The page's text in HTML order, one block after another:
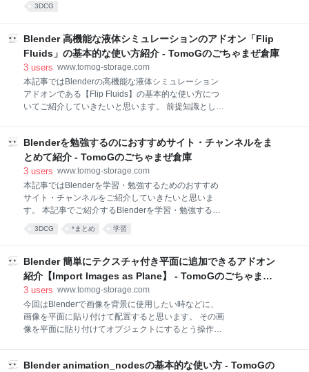
の使った結果 Displacement画像(Map)の使い方 メッシ
Displaceme
ぜ倉庫 人工物を追加するアドオン ボルト・ナットを追
加(BoltFactory) パイプを追加(Piperator) 家具を追加
(Archimesh) 自然物を追加するアドオン 木を追加
Landscape) その他 様々な小物を追加(Extra Objects)
余談 人工物を追加するアドオン ボルト・ナットを追加
(BoltFactory) まず始めにボルト・ナットを追加するこ
3DCG
Blender 高機能な液体シミュレーションのアドオン「Flip
Fluids」の基本的な使い方紹介 - TomoGのごちゃまぜ倉庫
3 users www.tomog-storage.com
本記事ではBlenderの高機能な液体シミュレーション
アドオンである【Flip Fluids】の基本的な使い方につ
いてご紹介していきたいと思います。 前提知識とし
らないという方は下記の記事を先にご覧ください。
Blender 液体シミュレーションの基本的な使い方 -
TomoGのごちゃまぜ倉庫 アドオンの導入方法 Flip
Fluidsの基本的な使い方 ドメイン設置 流入口を設置 障
害物を設置 パーティクル設定 ベイク プリセット デフ
ォルトの液体シミュレーションとの違い 設定項目の数
オンの導入方法 blendermarket.com 上記のBlender
Blender Marketで
Blenderを勉強するのにおすすめサイト・チャンネルをま
とめて紹介 - TomoGのごちゃまぜ倉庫
3 users www.tomog-storage.com
本記事ではBlenderを学習・勉強するためのおすすめ
サイト・チャンネルをご紹介していきたいと思いま
す。 本記事でご紹介するBlenderを学習・勉強するた
めのサイト・チャンネルは基礎的なことを学べる初心
者向けのものから、技術力がいる方法を紹介している
を学習・勉強するとき参考になるチャンネルもご紹介
しています。 勉強用にと3Dモデルを購入したり、
Blenderで利用できるアドオン等が欲しい場合は、下
ならここ！ 販売・購入サイトまとめ - TomoGのごちゃ
まぜ倉庫 初心者向け 日本語 Blenderの易しい使い方
CGrad Project 3DCG暮らし 沼地辺境伯zen channel
channel Tom St
3DCG *まとめ 学習
Blender 簡単にテクスチャ付き平面に追加できるアドオン
紹介【Import Images as Plane】 - TomoGのごちゃまぜ
倉庫
3 users www.tomog-storage.com
今回はBlenderで画像を背景に使用したい時などに、
画像を平面に貼り付けて配置すると思います。 その画
像を平面に貼り付けてオブジェクトにするとう操作を
Images as Planeの使い方 導入方法 使い方 参考動画
Blender animation_nodesの基本的な使い方 - TomoGの